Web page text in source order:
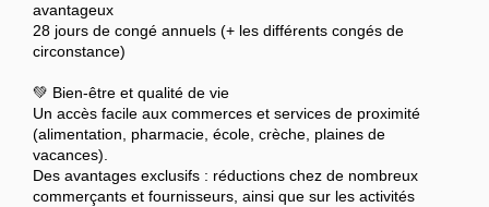
avantageux
28 jours de congé annuels (+ les différents congés de
circonstance)
💚 Bien-être et qualité de vie
Un accès facile aux commerces et services de proximité
(alimentation, pharmacie, école, crèche, plaines de
vacances).
Des avantages exclusifs : réductions chez de nombreux
commerçants et fournisseurs, ainsi que sur les activités